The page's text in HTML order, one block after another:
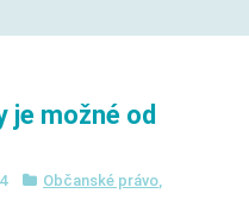
je možné od
Občanské právo,